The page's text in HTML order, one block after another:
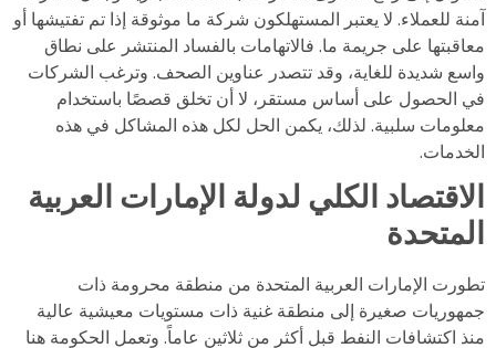
آمنة للعملاء. لا يعتبر المستهلكون شركة ما موثوقة إذا تم تفتيشها أو
معاقبتها على جريمة ما. فالاتهامات بالفساد المنتشر على نطاق
واسع شديدة للغاية، وقد تتصدر عناوين الصحف. وترغب الشركات
في الحصول على أساس مستقر، لا أن تخلق قصصًا باستخدام
معلومات سلبية. لذلك، يكمن الحل لكل هذه المشاكل في هذه
الخدمات.
الاقتصاد الكلي لدولة الإمارات العربية
المتحدة
تطورت الإمارات العربية المتحدة من منطقة محرومة ذات
جمهوريات صغيرة إلى منطقة غنية ذات مستويات معيشية عالية
منذ اكتشافات النفط قبل أكثر من ثلاثين عاماً. وتعمل الحكومة هنا